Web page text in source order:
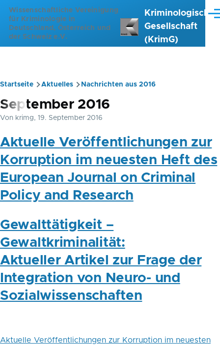
Direkt zum Inhalt
Wissenschaftliche Vereinigung
für Kriminologie in
Deutschland, Österreich und
der Schweiz e.V.
Kriminologische
Gesellschaft
(KrimG)
Pfadnavigation
Startseite Aktuelles Nachrichten aus 2016
September 2016
Von krimg, 19. September 2016
Aktuelle Veröffentlichungen zur
Korruption im neuesten Heft des
European Journal on Criminal
Policy and Research
Gewalttätigkeit –
Gewaltkriminalität:
Aktueller Artikel zur Frage der
Integration von Neuro- und
Sozialwissenschaften
Aktuelle Veröffentlichungen zur Korruption im neuesten